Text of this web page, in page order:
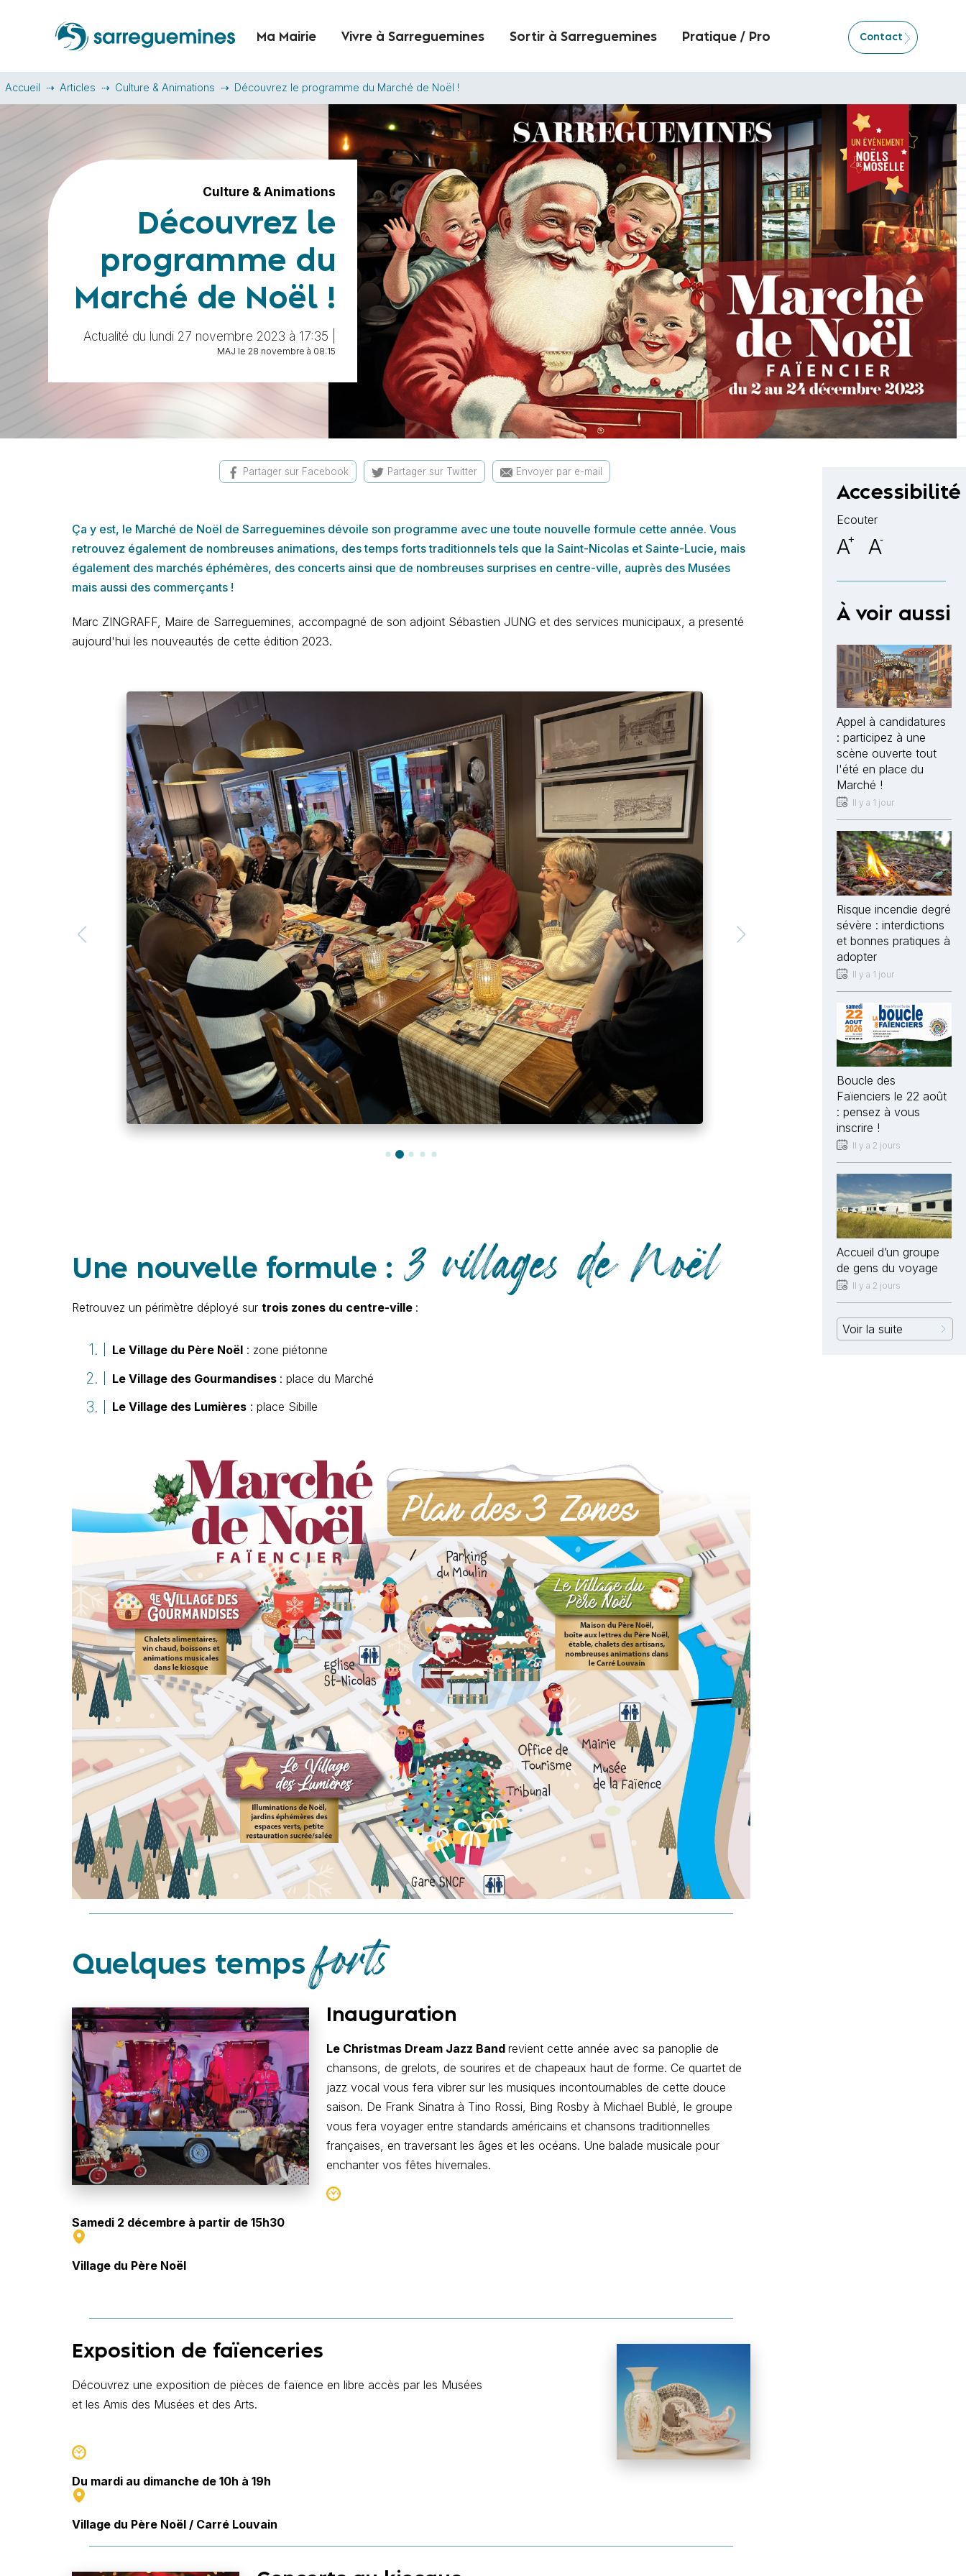
Ma Mairie Vivre à Sarreguemines Sortir à Sarreguemines Pratique / Pro Contact
Accueil Articles Culture & Animations Découvrez le programme du Marché de Noël !
Culture & Animations
Découvrez le
programme du
Marché de Noël !
Actualité du lundi 27 novembre 2023 à 17:35 |
MAJ le 28 novembre à 08:15
Partager sur Facebook Partager sur Twitter Envoyer par e-mail
Ça y est, le Marché de Noël de Sarreguemines dévoile son programme avec une toute nouvelle formule cette année. Vous
retrouvez également de nombreuses animations, des temps forts traditionnels tels que la Saint-Nicolas et Sainte-Lucie, mais
également des marchés éphémères, des concerts ainsi que de nombreuses surprises en centre-ville, auprès des Musées
mais aussi des commerçants !
Marc ZINGRAFF, Maire de Sarreguemines, accompagné de son adjoint Sébastien JUNG et des services municipaux, a presenté
aujourd'hui les nouveautés de cette édition 2023.
Une nouvelle formule : 3 villages de Noël
Retrouvez un périmètre déployé sur trois zones du centre-ville :
Le Village du Père Noël : zone piétonne
Le Village des Gourmandises : place du Marché
Le Village des Lumières : place Sibille
Quelques tempsforts
Inauguration
Le Christmas Dream Jazz Bandrevient cette année avec sa panoplie de
chansons, de grelots, de sourires et de chapeaux haut de forme. Ce quartet de
jazz vocal vous fera vibrer sur les musiques incontournables de cette douce
saison. De Frank Sinatra à Tino Rossi, Bing Rosby à Michael Bublé, le groupe
vous fera voyager entre standards américains et chansons traditionnelles
françaises, en traversant les âges et les océans. Une balade musicale pour
enchanter vos fêtes hivernales.
Samedi 2 décembre à partir de 15h30
Village du Père Noël
Exposition de faïenceries
Découvrez une exposition de pièces de faïence en libre accès par les Musées
et les Amis des Musées et des Arts.
Du mardi au dimanche de 10h à 19h
Village du Père Noël / Carré Louvain
Accessibilité
Ecouter
A+ A-
À voir aussi
Appel à candidatures
: participez à une
scène ouverte tout
l'été en place du
Marché !
Il y a 1 jour
Risque incendie degré
sévère : interdictions
et bonnes pratiques à
adopter
Il y a 1 jour
Boucle des
Faïenciers le 22 août
: pensez à vous
inscrire !
Il y a 2 jours
Accueil d’un groupe
de gens du voyage
Il y a 2 jours
Voir la suite